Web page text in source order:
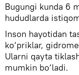
Bugungi kunda 6
hududlarda
Inson hayotidan
ko‘priklar,
Ularni qayta
mumkin bo‘ladi.